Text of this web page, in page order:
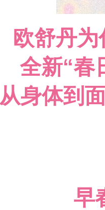
欧舒丹
全新“春
从身体到
早